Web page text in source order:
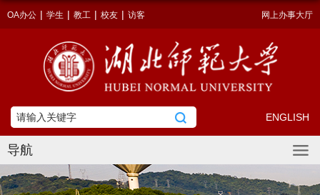
OA办公 | 学生 | 教工 | 校友 | 访客 网上办事大厅
ENGLISH
导航